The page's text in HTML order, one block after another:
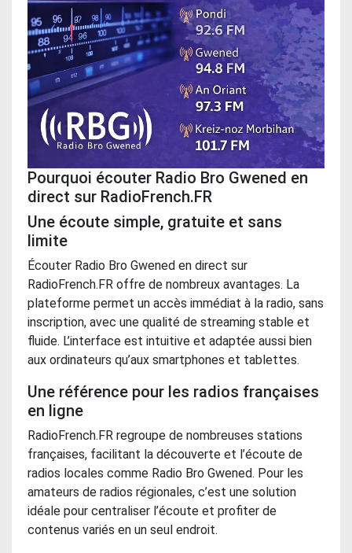
Pourquoi écouter Radio Bro Gwened en
direct sur RadioFrench.FR
Une écoute simple, gratuite et sans
limite
Écouter Radio Bro Gwened en direct sur
RadioFrench.FR offre de nombreux avantages. La
plateforme permet un accès immédiat à la radio, sans
inscription, avec une qualité de streaming stable et
fluide. L’interface est intuitive et adaptée aussi bien
aux ordinateurs qu’aux smartphones et tablettes.
Une référence pour les radios françaises
en ligne
RadioFrench.FR regroupe de nombreuses stations
françaises, facilitant la découverte et l’écoute de
radios locales comme Radio Bro Gwened. Pour les
amateurs de radios régionales, c’est une solution
idéale pour centraliser l’écoute et profiter de
contenus variés en un seul endroit.